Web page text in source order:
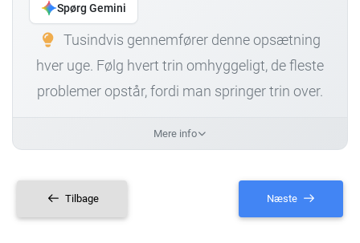
Spørg Gemini
Tusindvis gennemfører denne opsætning
hver uge. Følg hvert trin omhyggeligt, de fleste
problemer opstår, fordi man springer trin over.
Mere info
Tilbage Næste